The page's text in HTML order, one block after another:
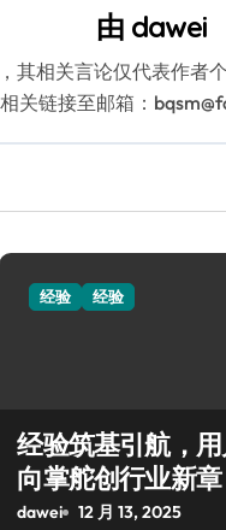
由 dawei
其相关言论仅代表作
关链接至邮箱：
经验 经验
经验筑基引航，
向掌舵创行业新章
dawei 12 月 13, 2025